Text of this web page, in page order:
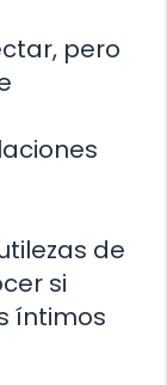
pero
de
si
íntimos